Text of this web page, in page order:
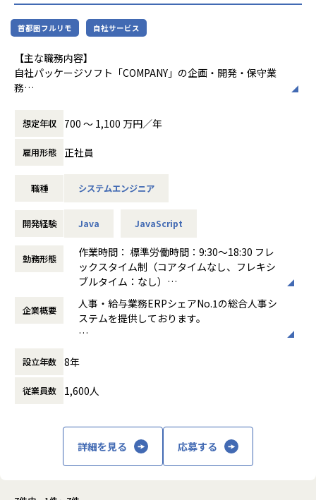
・コーディング
・テスト設計と相互打鍵
・お客様向けドキュメントの作成（機能リファレス、開発内
容説明書）
・不具合修正マイルストーンの計画、立案
・新規案件マイルストーンの計画、立・メンターとしての後
輩指導
・マネージャとしての組織目標立案
【入社後フォロー】
の保守開発の経験を通じて、
裁量の大きい仕事をお任せします。
・製品マニュアルや業務wiki、20年以上のノウハウが詰まっ
たサポートサイト等もございます。
【配属組織】2023年3月現在
製品開発部門 587名
└各製品/開発領域で組織が分かれ、それぞれ数⼗名程度在籍
・中途社員⽐率は2～3割程度
平均年齢 33歳（マネジャークラス平均38歳）
入社後は本職種に従事いただきます。
その後、ご本人の適性等により当社業務全般に変更の可能性
があります。
首都圏フルリモ 自社サービス
【主な職務内容】
自社パッケージソフト「COMPANY」の企画・開発・保守業
務
・新規サービス（マイクロサービス）の企画開発
・既存プロダクトの機能強化/改善案件
・当社コンサルタント/サポートセンターからの製品に起因す
る問題の調査・解決支援
ご希望や適性に応じて、人事・給与・勤怠・ID管理・タレン
いずれかの開発チームに所属していただきます。
【具体的な業務内容】
4～5名程度のチームで、1ヶ月単位で設計～テストのサイク
ルを繰り返します。
・サービス要件の定義、カタログレビュー実施
・UIUXデザイン（UIUXチームとの連携）、UIUXレビュー実
・テストケース作成、シナリオレビュー実施
・テストケース打鍵
・リリースノート作成
・コンサル/サポートセンターからの問い合わせ対応
・チームメンバーのマネジメント業務（スクラム、1on1、
想定年収 700 〜 1,100 万円／年
雇用形態 正社員
職種 システムエンジニア
開発経験 Java JavaScript
勤務形態
作業時間： 標準労働時間：9:30～18:30 フレ
ックスタイム制（コアタイムなし、フレキシ
ブルタイム：なし）
働き方： フルフレックス制
時間外労働の有無： 有（月平均30時間）
休憩時間： 60分
企業概要
人事・給与業務ERPシェアNo.1の総合人事シ
ステムを提供しております。
が生まれ、活況を呈しています。1996年に誕
と社員の知恵により成長を続け、様々な社会
の活用により「COMPANY」を進化させるこ
とで、お客様から信頼される企業となり、HR
テック業界を牽引するリーディングカンパニ
設立年数 8年
従業員数 1,600人
詳細を見る 応募する